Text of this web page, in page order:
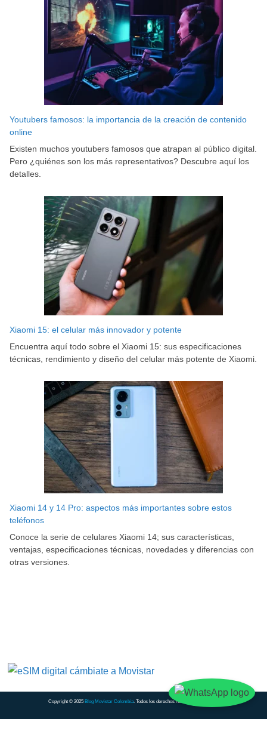
Youtubers famosos: la importancia de la creación de contenido
online
Existen muchos youtubers famosos que atrapan al público digital.
Pero ¿quiénes son los más representativos? Descubre aquí los
detalles.
Xiaomi 15: el celular más innovador y potente
Encuentra aquí todo sobre el Xiaomi 15: sus especificaciones
técnicas, rendimiento y diseño del celular más potente de Xiaomi.
Xiaomi 14 y 14 Pro: aspectos más importantes sobre estos
teléfonos
Conoce la serie de celulares Xiaomi 14; sus características,
ventajas, especificaciones técnicas, novedades y diferencias con
otras versiones.
Copyright © 2025 Blog Movistar Colombia. Todos los derechos reservados.